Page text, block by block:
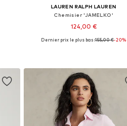
LAUREN RALPH LAUREN
Chemisier 'JAMELKO'
124,00 €
Tailles disponibles: XS, S, M, L, XL
Dernier prix le plus bas :155,00 €-20%